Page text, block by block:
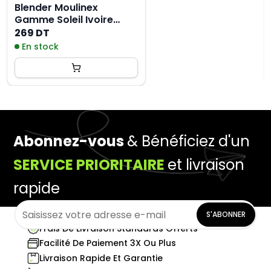
Blender Moulinex
Gamme Soleil Ivoire
500W - Blanc
269 DT
En stock
Abonnez-vous& Bénéficiez d'un
SERVICE PRIORITAIRE et livraison
rapide
S'ABONNER
Frais De Livraison Standards Offerts
Facilité De Paiement 3X Ou Plus
Livraison Rapide Et Garantie